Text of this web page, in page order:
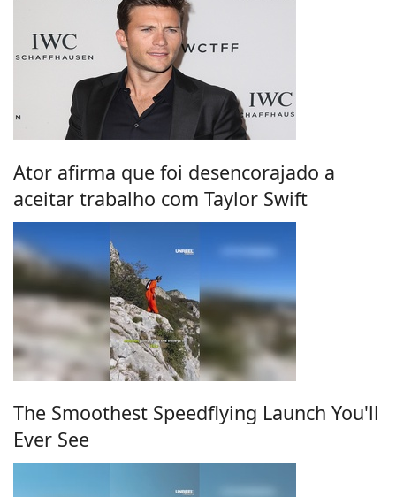
Ator afirma que foi desencorajado a
aceitar trabalho com Taylor Swift
The Smoothest Speedflying Launch You'll
Ever See